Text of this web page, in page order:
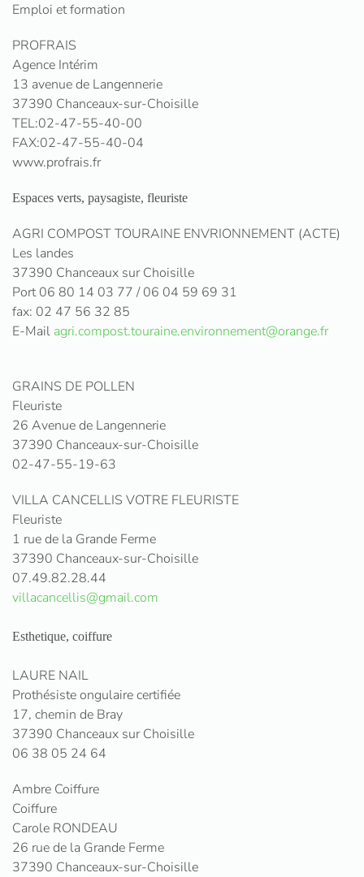
Emploi et formation
PROFRAIS
Agence Intérim
13 avenue de Langennerie
37390 Chanceaux-sur-Choisille
TEL:02-47-55-40-00
FAX:02-47-55-40-04
www.profrais.fr
Espaces verts, paysagiste, fleuriste
AGRI COMPOST TOURAINE ENVRIONNEMENT (ACTE)
Les landes
37390 Chanceaux sur Choisille
Port 06 80 14 03 77 / 06 04 59 69 31
fax: 02 47 56 32 85
E-Mail agri.compost.touraine.environnement@orange.fr
GRAINS DE POLLEN
Fleuriste
26 Avenue de Langennerie
37390 Chanceaux-sur-Choisille
02-47-55-19-63
VILLA CANCELLIS VOTRE FLEURISTE
Fleuriste
1 rue de la Grande Ferme
37390 Chanceaux-sur-Choisille
07.49.82.28.44
villacancellis@gmail.com
Esthetique, coiffure
LAURE NAIL
Prothésiste ongulaire certifiée
17, chemin de Bray
37390 Chanceaux sur Choisille
06 38 05 24 64
Ambre Coiffure
Coiffure
Carole RONDEAU
26 rue de la Grande Ferme
37390 Chanceaux-sur-Choisille